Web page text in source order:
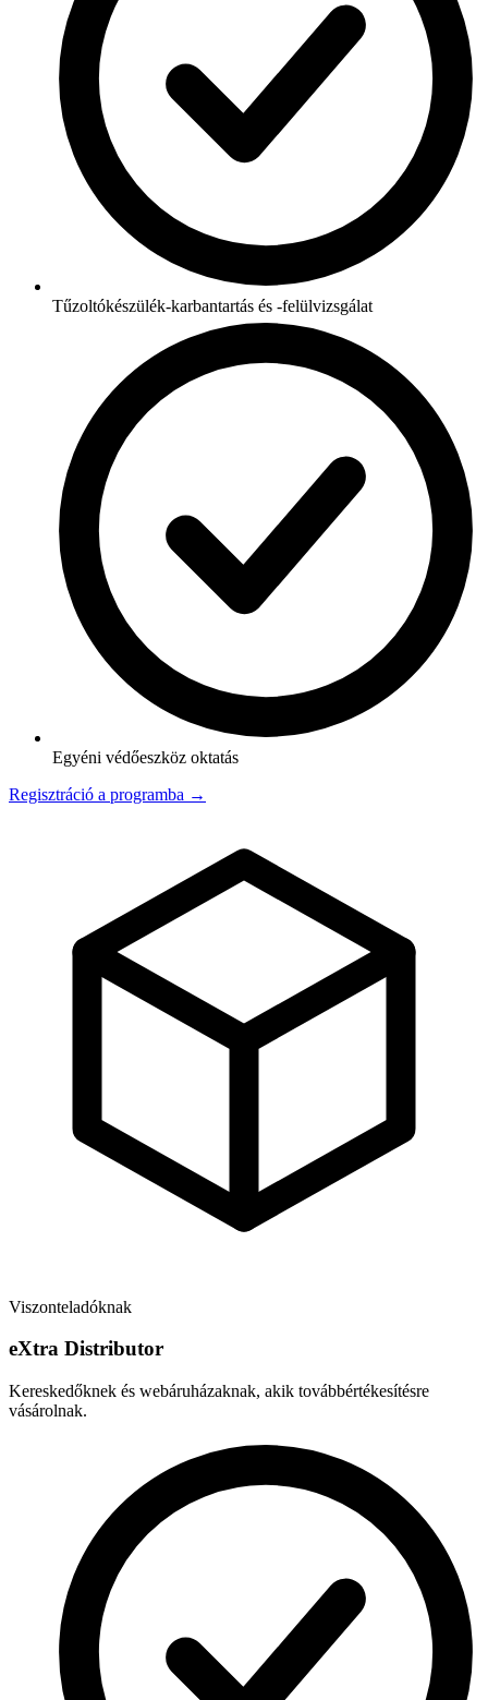
Tűzoltókészülék-karbantartás és -felülvizsgálat
Egyéni védőeszköz oktatás
Regisztráció a programba →
Viszonteladóknak
eXtra Distributor
Kereskedőknek és webáruházaknak, akik továbbértékesítésre
vásárolnak.